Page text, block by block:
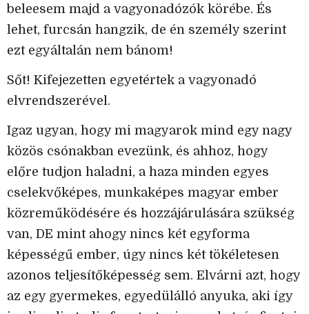
beleesem majd a vagyonadózók körébe. És
lehet, furcsán hangzik, de én személy szerint
ezt egyáltalán nem bánom!
Sőt! Kifejezetten egyetértek a vagyonadó
elvrendszerével.
Igaz ugyan, hogy mi magyarok mind egy nagy
közös csónakban evezünk, és ahhoz, hogy
előre tudjon haladni, a haza minden egyes
cselekvőképes, munkaképes magyar ember
közreműködésére és hozzájárulására szükség
van, DE mint ahogy nincs két egyforma
képességű ember, úgy nincs két tökéletesen
azonos teljesítőképesség sem. Elvárni azt, hogy
az egy gyermekes, egyedülálló anyuka, aki így